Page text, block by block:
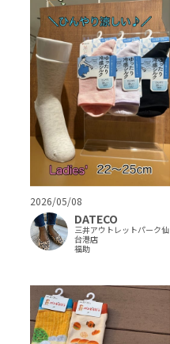
2026/05/08
DATECO
三井アウトレットパーク仙
台港店
福助